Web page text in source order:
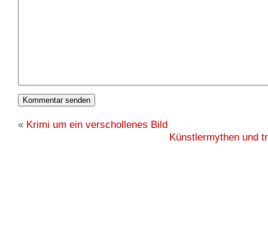
« Krimi um ein verschollenes Bild
Künstlermythen und